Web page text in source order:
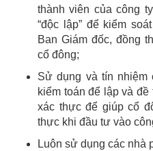
thành viên của công
“độc lập” để kiểm
Ban Giám đốc, đồng
cổ đông;
Sử dụng và tín nhiệm
kiểm toán để lập và
xác thực để giúp cổ
thực khi đầu tư vào
Luôn sử dụng các nhà